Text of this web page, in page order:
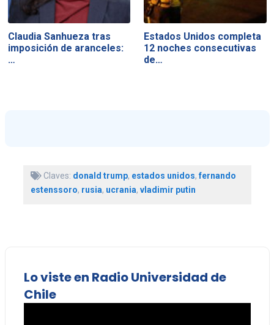
Claudia Sanhueza tras
imposición de aranceles:
…
Estados Unidos completa
12 noches consecutivas
de…
Claves: donald trump, estados unidos,fernando
estenssoro, rusia, ucrania, vladimir putin
Lo viste en Radio Universidad de
Chile